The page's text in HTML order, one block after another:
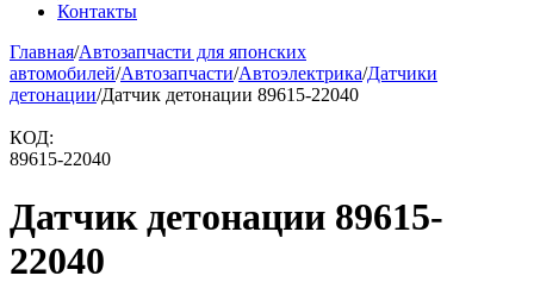
Контакты
Главная/Автозапчасти для японских
автомобилей/Автозапчасти/Автоэлектрика/Датчики
детонации/Датчик детонации 89615-22040
КОД:
89615-22040
Датчик детонации 89615-
22040